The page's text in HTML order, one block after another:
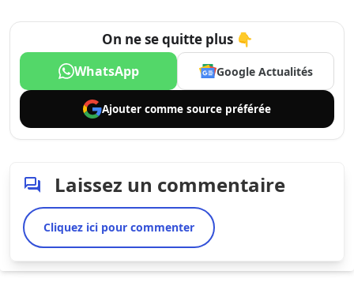
On ne se quitte plus 👇
WhatsApp Google Actualités
Ajouter comme source préférée
Laissez un commentaire
Cliquez ici pour commenter